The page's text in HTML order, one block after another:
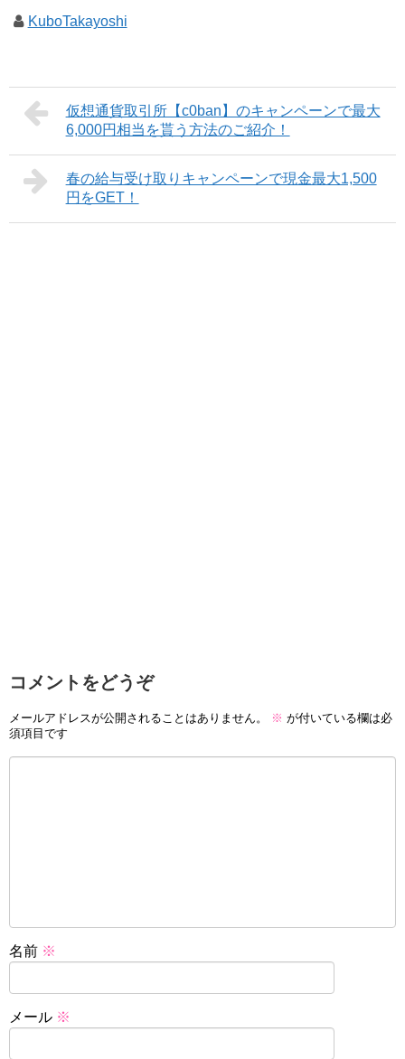
KuboTakayoshi
仮想通貨取引所【c0ban】のキャンペーンで最大
6,000円相当を貰う方法のご紹介！
春の給与受け取りキャンペーンで現金最大1,500
円をGET！
コメントをどうぞ
メールアドレスが公開されることはありません。 ※ が付いている欄は必
須項目です
名前 ※
メール ※